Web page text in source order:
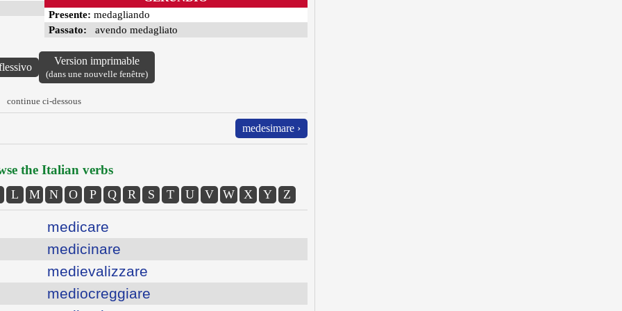
Presente: medagliando
Passato: avendo medagliato
Version imprimable
(dans une nouvelle fenêtre)
continue ci-dessous
medesimare ›
the Italian verbs
L M N O P Q R S T U V W X Y Z
medicare
medicinare
medievalizzare
mediocreggiare